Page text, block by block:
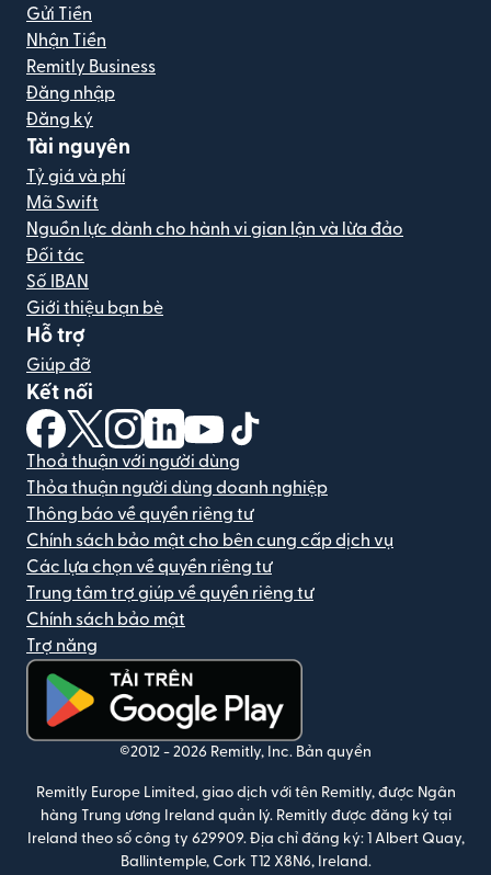
Gửi Tiền
Nhận Tiền
Remitly Business
Đăng nhập
Đăng ký
Tài nguyên
Tỷ giá và phí
Mã Swift
Nguồn lực dành cho hành vi gian lận và lừa đảo
Đối tác
Số IBAN
Giới thiệu bạn bè
Hỗ trợ
Giúp đỡ
Kết nối
(mở trong cửa sổ mới)
(mở trong cửa sổ mới)
(mở trong cửa sổ mới)
(mở trong cửa sổ mới)
(mở trong cửa sổ mới)
Thoả thuận với người dùng
Thỏa thuận người dùng doanh nghiệp
Thông báo về quyền riêng tư
Chính sách bảo mật cho bên cung cấp dịch vụ
Các lựa chọn về quyền riêng tư
Trung tâm trợ giúp về quyền riêng tư
Chính sách bảo mật
Trợ năng
(mở trong cửa sổ mới)
©2012 - 2026 Remitly, Inc. Bản quyền
Remitly Europe Limited, giao dịch với tên Remitly, được Ngân
hàng Trung ương Ireland quản lý. Remitly được đăng ký tại
Ireland theo số công ty 629909. Địa chỉ đăng ký: 1 Albert Quay,
Ballintemple, Cork T12 X8N6, Ireland.